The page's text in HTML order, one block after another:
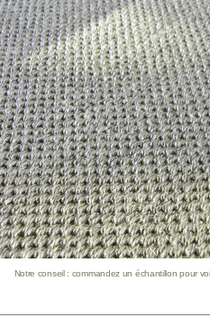
Notre conseil : commandez un échantillon pour